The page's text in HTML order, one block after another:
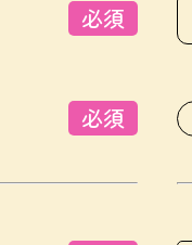
必須
必須